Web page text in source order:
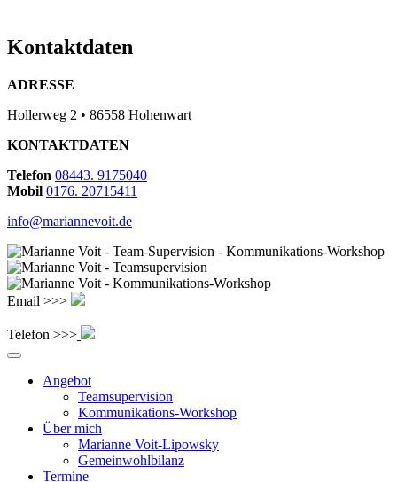
Kontaktdaten
ADRESSE
Hollerweg 2 • 86558 Hohenwart
KONTAKTDATEN
Telefon 08443. 9175040
Mobil 0176. 20715411
info@mariannevoit.de
Email >>>
Telefon >>>
Angebot
Teamsupervision
Kommunikations-Workshop
Über mich
Marianne Voit-Lipowsky
Gemeinwohlbilanz
Termine